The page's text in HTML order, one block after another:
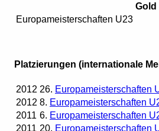
Gold
Europameisterschaften U23
Platzierungen (internationale
2012 26. Europameisterschaften
2012 8. Europameisterschaften
2011 6. Europameisterschaften
2011 20. Europameisterschaften